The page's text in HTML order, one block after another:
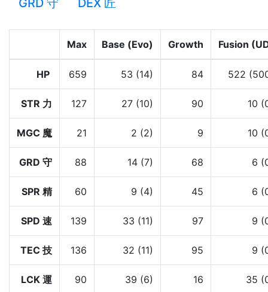
GRD 守
DEX 匠
Max Base (Evo) Growth Fusion
HP 659 53 (14) 84 522
STR 力 127 27 (10) 90 10
MGC 魔 21 2 (2) 9 10
GRD 守 88 14 (7) 68 6
SPR 精 60 9 (4) 45 6
SPD 速 139 33 (11) 97 9
TEC 技 136 32 (11) 95 9
LCK 運 90 39 (6) 16 35